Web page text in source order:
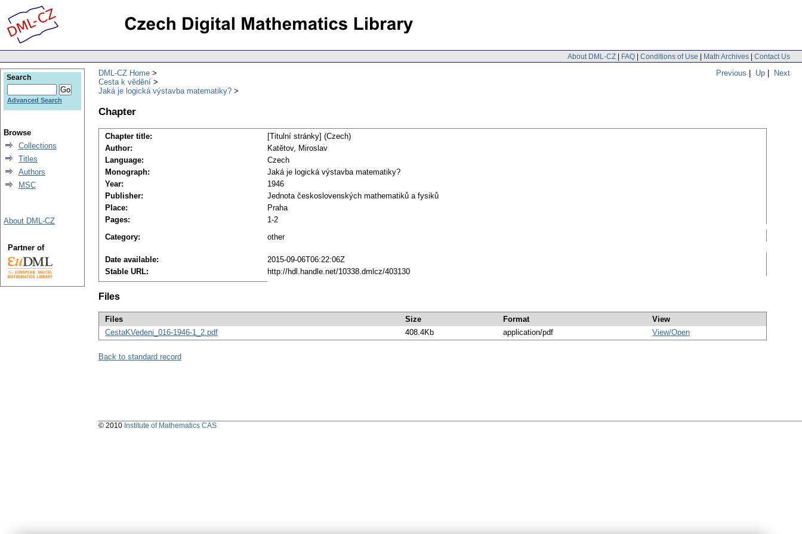
About DML-CZ | FAQ | Conditions of Use | Math Archives | Contact Us
Previous | Up | Next
DML-CZ Home
Cesta k vědění
Jaká je logická výstavba matematiky?
Chapter
Chapter title:
[Titulní stránky] (Czech)
Author:
Katětov, Miroslav
Language:
Czech
Monograph:
Jaká je logická výstavba matematiky?
Year:
1946
Publisher:
Jednota československých mathematiků a fysiků
Place:
Praha
Pages:
1-2
Category:
other
Date available:
2015-09-06T06:22:06Z
Stable URL:
http://hdl.handle.net/10338.dmlcz/403130
Files
Files Size Format
View
CestaKVedeni_016-1946-1_2.pdf
408.4Kb application/pdf View/Open
Back to standard record
Search
Advanced Search
Browse
Collections
Titles
Authors
MSC
About DML-CZ
Partner of
© 2010 Institute of Mathematics CAS